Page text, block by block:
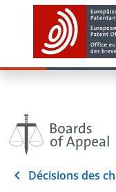
Décisions des